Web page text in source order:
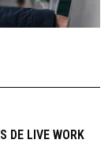
DE LIVE WORK